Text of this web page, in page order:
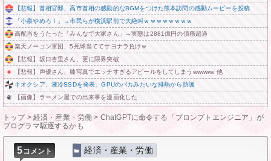
【悲報】首相官邸、高市首相の感動的なBGMをつけた熊本訪問の感動ムービーを投稿
「小泉やめろ！」→市民らが横浜駅前で大絶叫ｗｗｗｗｗｗｗｗ
高配当をうたった「みんなで大家さん」→実態は2881億円の債務超過
楽天ノーコン軍団、5死球当ててサヨナラ負けｗ
【悲報】坂口杏里さん、更に限界突破
【悲報】声優さん、膝写真でエッチすぎるアピールをしてしまうwwwww 他
キオクシア、液冷SSDを発表、GPUのバカみたいな排熱から防護
【画像】ラーメン屋での出来事を漫画化した
トップ> 経済・産業・労働 > ChatGPTに命令する「プロンプトエンジニア」が
プログラマ駆逐するかも
5コメント 経済・産業・労働